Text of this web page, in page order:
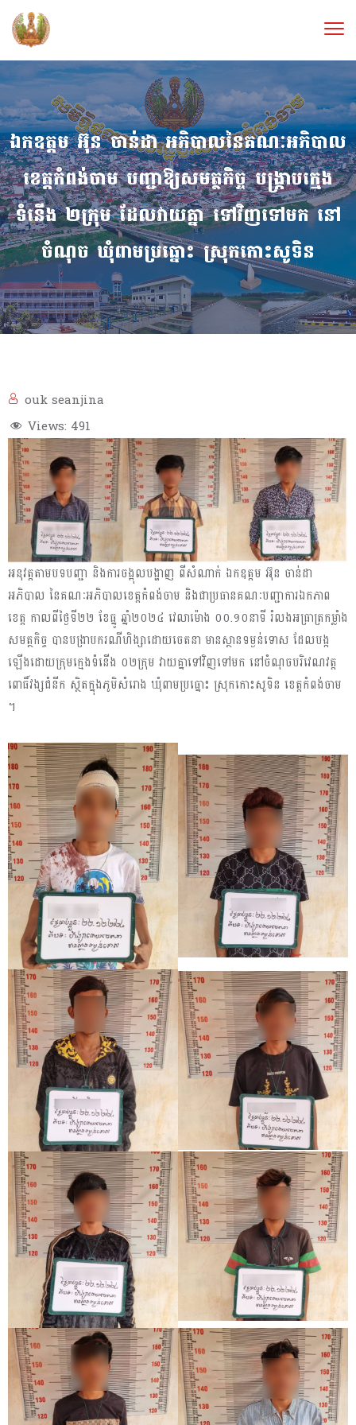
ឯកឧត្ដម អ៊ុន ចាន់ដា អភិបាលនៃគណៈអភិបាល
ខេត្តកំពង់ចាម បញ្ជាឱ្យសមត្ថកិច្ច បង្ក្រាបក្មេង
ទំនើង ២ក្រុម ដែលវាយគ្នា ទៅវិញទៅមក នៅ
ចំណុច ឃុំពាមប្រធ្នោះ ស្រុកកោះសូទិន
ouk seanjina
Views: 491
អនុវត្តតាមបទបញ្ជា និងការចង្អុលបង្ហាញ ពីសំណាក់ ឯកឧត្ដម អ៊ុន ចាន់ដា
អភិបាល នៃគណៈអភិបាលខេត្តកំពង់ចាម និងជាប្រធានគណៈបញ្ជាការឯកភាព
ខេត្ត កាលពីថ្ងៃទី២២ ខែធ្នូ ឆ្នាំ២០២៤ វេលាម៉ោង ០០.១០នាទី រំលងអធ្រាត្រកម្លាំង
សមត្ថកិច្ច បានបង្រាបករណីហិង្សាដោយចេតនា មានស្ថានទម្ងន់ទោស ដែលបង្ក
ឡើងដោយក្រុមក្មេងទំនើង ០២ក្រុម វាយគ្នាទៅវិញទៅមក នៅចំណុចបរិវេណវត្ត
ពោធិ៍វង្សជំនីក ស្ថិតក្នុងភូមិសំរោង ឃុំពាមប្រធ្នោះ ស្រុកកោះសូទិន ខេត្តកំពង់ចាម
។